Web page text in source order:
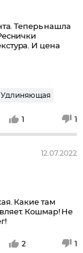
Теперь нашла
И цена
Удлиняющая
1 1
12.07.2022
Какие там
Кошмар! Не
2 1